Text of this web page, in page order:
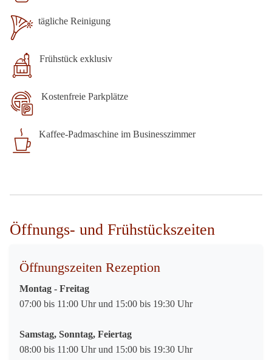
tägliche Reinigung
Frühstück exklusiv
Kostenfreie Parkplätze
Kaffee-Padmaschine im Businesszimmer
Öffnungs- und Frühstückszeiten
Öffnungszeiten Rezeption
Montag - Freitag
07:00 bis 11:00 Uhr und 15:00 bis 19:30 Uhr
Samstag, Sonntag, Feiertag
08:00 bis 11:00 Uhr und 15:00 bis 19:30 Uhr